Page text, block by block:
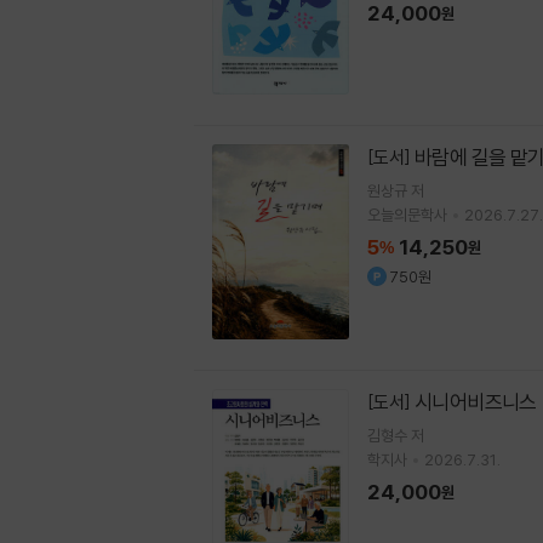
24,000원
[도서] 바람에 길을 맡
원상규 저
오늘의문학사
2026.7.27.
5% 14,250원
750원
[도서] 시니어비즈니스
김형수 저
학지사
2026.7.31.
24,000원